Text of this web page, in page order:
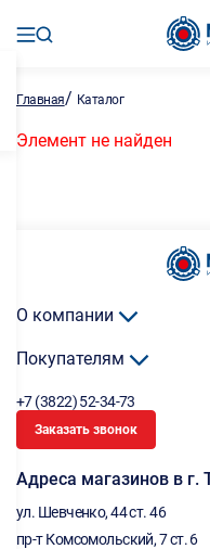
Главная/ Каталог
Элемент не найден
О компании
Покупателям
+7 (3822) 52-34-73
Заказать звонок
Адреса магазинов в г.
ул. Шевченко, 44 ст. 46
пр-т Комсомольский, 7 ст. 6